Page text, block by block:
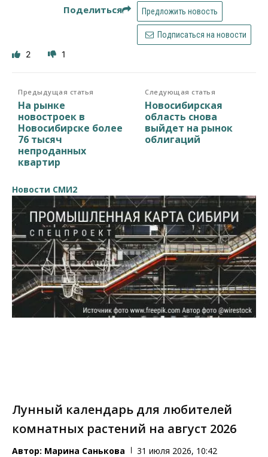
Поделиться Предложить новость
Подписаться на новости
2 1
Предыдущая статья
На рынке
новостроек в
Новосибирске более
76 тысяч
непроданных
квартир
Следующая статья
Новосибирская
область снова
выйдет на рынок
облигаций
Новости СМИ2
Лунный календарь для любителей
комнатных растений на август 2026
Автор: Марина Санькова 31 июля 2026, 10:42